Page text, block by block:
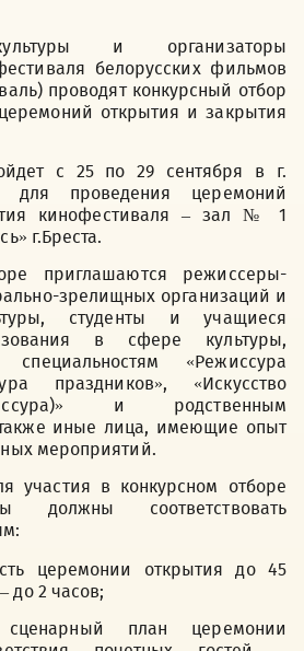
и организаторы
белорусских фильмов
проводят конкурсный отбор
открытия и закрытия
с 25 по 29 сентября в г.
для проведения церемоний
кинофестиваля – зал № 1
г.Бреста.
приглашаются режиссеры-
зрелищных организаций и
студенты и учащиеся
в сфере культуры,
«Режиссура
праздников», «Искусство
и родственным
иные лица, имеющие опыт
мероприятий.
участия в конкурсном отборе
должны соответствовать
церемонии открытия до 45
до 2 часов;
план церемонии